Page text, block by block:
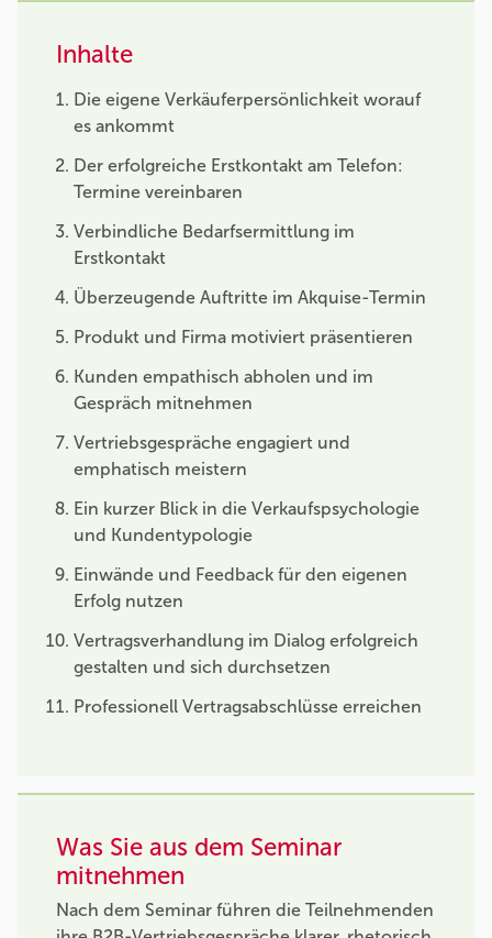
Inhalte
Die eigene Verkäuferpersönlichkeit worauf
es ankommt
Der erfolgreiche Erstkontakt am Telefon:
Termine vereinbaren
Verbindliche Bedarfsermittlung im
Erstkontakt
Überzeugende Auftritte im Akquise-Termin
Produkt und Firma motiviert präsentieren
Kunden empathisch abholen und im
Gespräch mitnehmen
Vertriebsgespräche engagiert und
emphatisch meistern
Ein kurzer Blick in die Verkaufspsychologie
und Kundentypologie
Einwände und Feedback für den eigenen
Erfolg nutzen
Vertragsverhandlung im Dialog erfolgreich
gestalten und sich durchsetzen
Professionell Vertragsabschlüsse erreichen
Was Sie aus dem Seminar
mitnehmen
Nach dem Seminar führen die Teilnehmenden